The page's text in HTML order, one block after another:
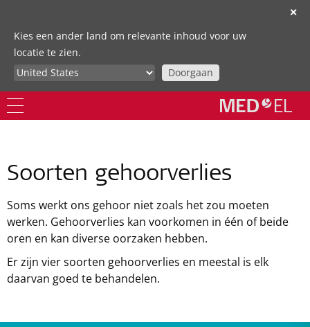
✕
Kies een ander land om relevante inhoud voor uw
locatie te zien.
Doorgaan
Soorten gehoorverlies
Soms werkt ons gehoor niet zoals het zou moeten
werken. Gehoorverlies kan voorkomen in één of beide
oren en kan diverse oorzaken hebben.
Er zijn vier soorten gehoorverlies en meestal is elk
daarvan goed te behandelen.